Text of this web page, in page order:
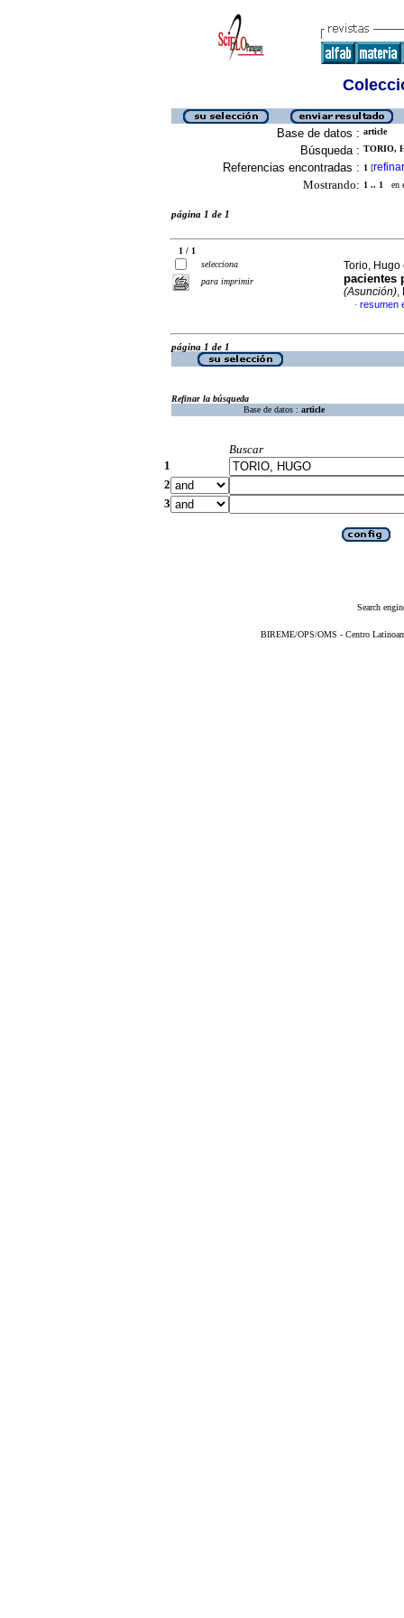
Base de datos : article
Búsqueda : TORIO,
Referencias encontradas : 1 [refinar
Mostrando: 1 .. 1 en
página 1 de 1
1 / 1
selecciona
para imprimir
Torio,
pacientes
(Asunción),
· resumen
página 1 de 1
Refinar la búsqueda
Base de datos : article
Buscar
1
2
3
Search
BIREME/OPS/OMS - Centro